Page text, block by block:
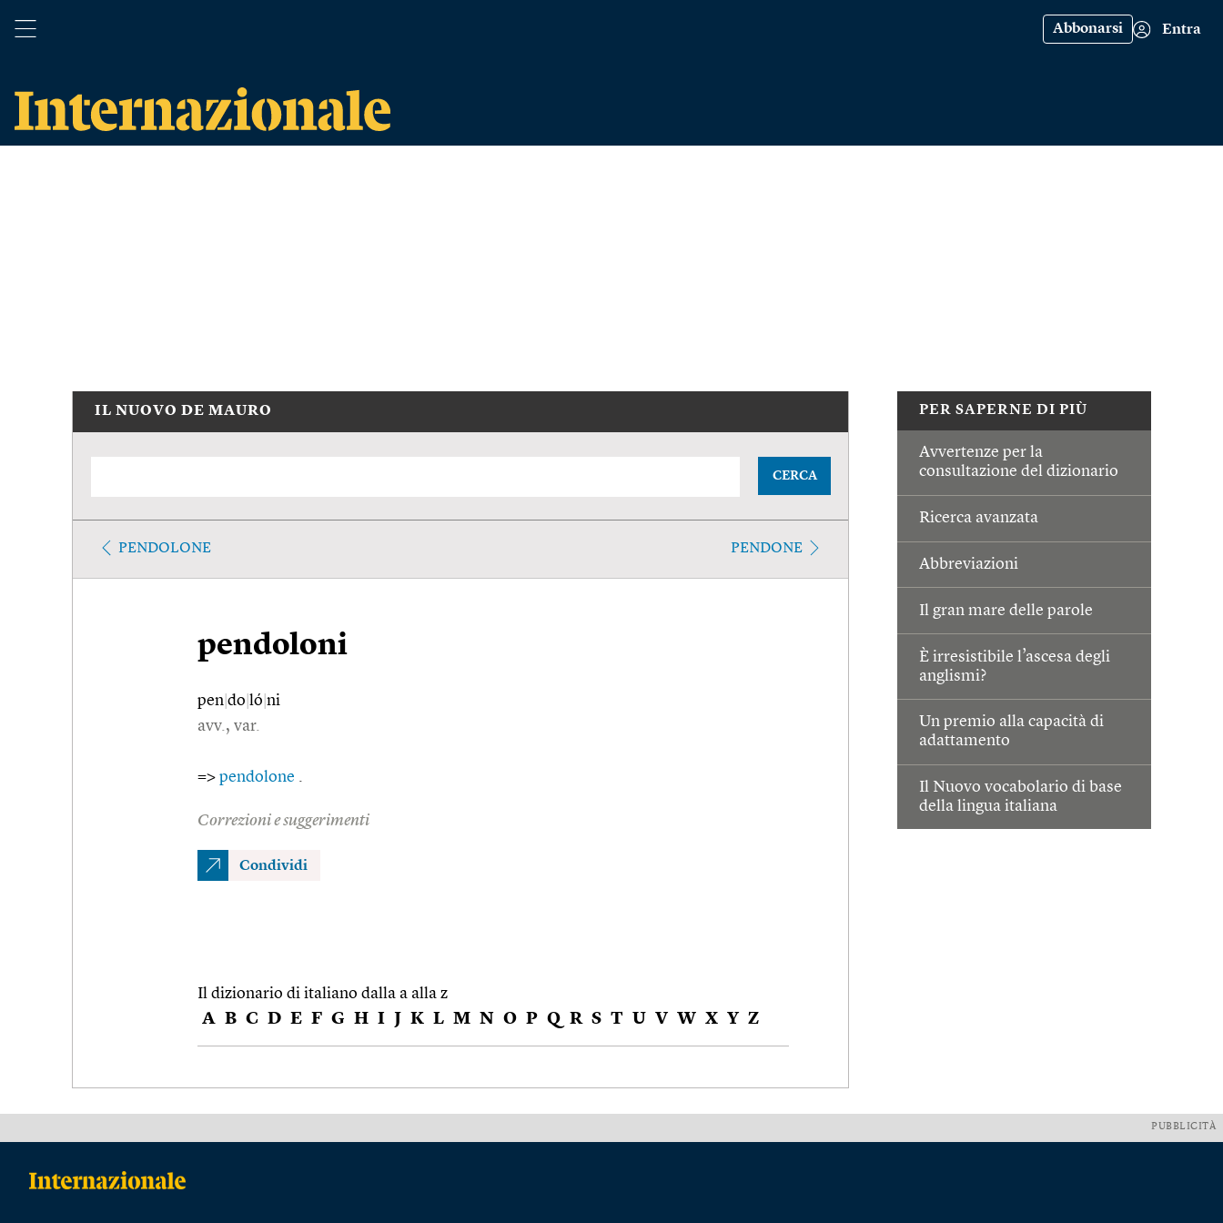
Abbonarsi Entra
PER SAPERNE DI PIÙ
Avvertenze per la
consultazione del dizionario
Ricerca avanzata
Abbreviazioni
Il gran mare delle parole
È irresistibile l’ascesa degli
anglismi?
Un premio alla capacità di
adattamento
Il Nuovo vocabolario di base
della lingua italiana
IL NUOVO DE MAURO
CERCA
PENDOLONE PENDONE
pendoloni
pen do ló ni
avv., var.
=> pendolone .
Correzioni e suggerimenti
Condividi
Il dizionario di italiano dalla a alla z
A B C D E F G H I J K L M N O P Q R S T U V W X Y Z
PUBBLICITÀ